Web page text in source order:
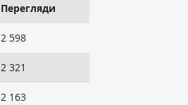
Перегляди
2 598
2 321
2 163